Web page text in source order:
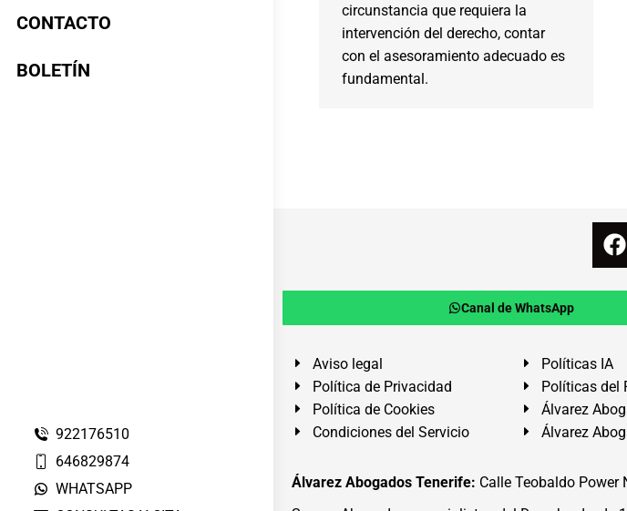
CONTACTO
BOLETÍN
922176510
646829874
WHATSAPP
circunstancia que requiera la
intervención del derecho, contar
con el asesoramiento adecuado es
fundamental.
Canal de WhatsApp
Aviso legal
Política de Privacidad
Política de Cookies
Condiciones del Servicio
Políticas IA
Políticas del
Álvarez
Álvarez
Álvarez Abogados Tenerife: Calle Teobaldo Power